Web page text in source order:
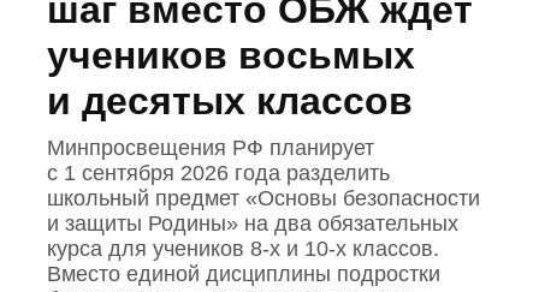
шаг вместо ОБЖ ждет
учеников восьмых
и десятых классов
Минпросвещения РФ планирует
с 1 сентября 2026 года разделить
школьный предмет «Основы безопасности
и защиты Родины» на два обязательных
курса для учеников 8‑х и 10‑х классов.
Вместо единой дисциплины подростки